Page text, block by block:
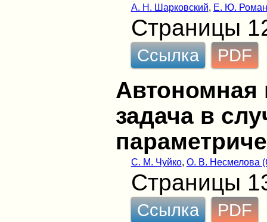
А. Н. Шарковский, Е. Ю.
Страницы
Ссылка PDF
Автономная
задача в
С. М. Чуйко, О. В. Несмелова
Страницы
Ссылка
PDF